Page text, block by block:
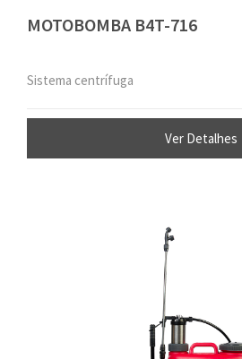
MOTOBOMBA B4T-716
Sistema centrífuga
Ver Detalhes